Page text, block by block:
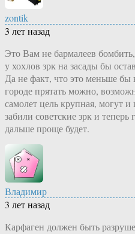
zontik
3 лет назад
Это Вам не бармалеев
у хохлов зрк на засады бы
Да не факт, что это меньше бы
городе прятать можно,
самолет цель крупная, могут
забили советские зрк и
дальше проще будет.
Владимир
3 лет назад
Карфаген должен быть